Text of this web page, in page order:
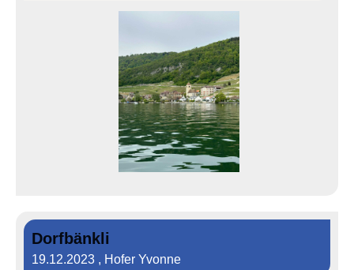
Dorfbänkli
19.12.2023 , Hofer Yvonne